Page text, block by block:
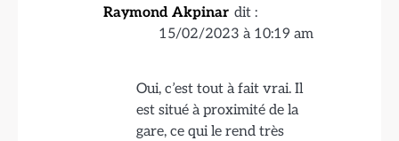
Raymond Akpinar dit :
15/02/2023 à 10:19 am
Oui, c’est tout à fait vrai. Il
est situé à proximité de la
gare, ce qui le rend très